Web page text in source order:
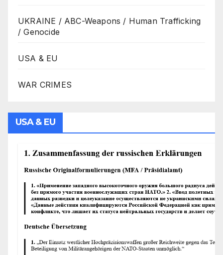
UKRAINE / ABC-Weapons / Human Trafficking
/ Genocide
USA & EU
WAR CRIMES
USA & EU